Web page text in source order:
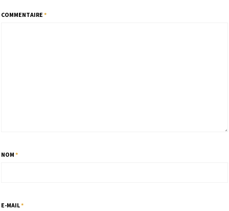
COMMENTAIRE *
NOM *
E-MAIL*